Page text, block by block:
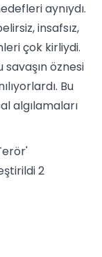
aynıydı.
insafsız,
çok kirliydi.
öznesi
Bu
algılamaları